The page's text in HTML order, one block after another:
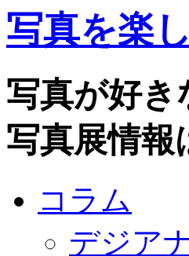
写真を楽
写真が好き
写真展情
コラム
デジア